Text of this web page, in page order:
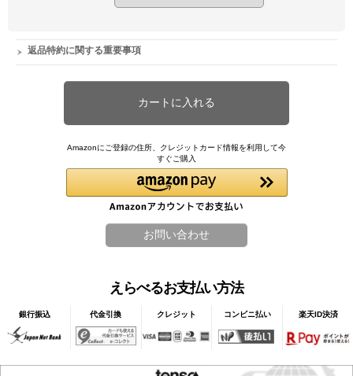
返品特約に関する重要事項
Amazonにご登録の住所、クレジットカード情報を利用して今
すぐご購入
えらべるお支払い方法
銀行振込 代金引換 クレジット コンビニ払い 楽天ID決済